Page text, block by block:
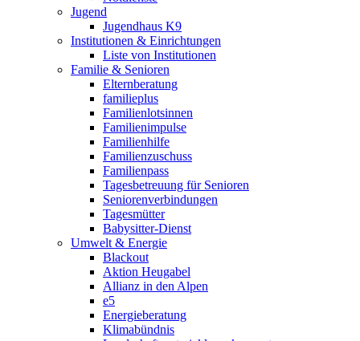
Jugend
Jugendhaus K9
Institutionen & Einrichtungen
Liste von Institutionen
Familie & Senioren
Elternberatung
familieplus
Familienlotsinnen
Familienimpulse
Familienhilfe
Familienzuschuss
Familienpass
Tagesbetreuung für Senioren
Seniorenverbindungen
Tagesmütter
Babysitter-Dienst
Umwelt & Energie
Blackout
Aktion Heugabel
Allianz in den Alpen
e5
Energieberatung
Klimabündnis